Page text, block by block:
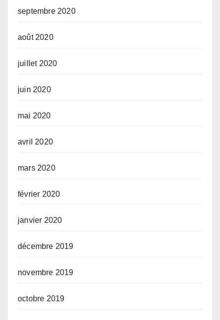
septembre 2020
août 2020
juillet 2020
juin 2020
mai 2020
avril 2020
mars 2020
février 2020
janvier 2020
décembre 2019
novembre 2019
octobre 2019